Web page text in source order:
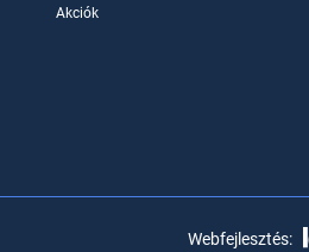
Akciók
Webfejlesztés: